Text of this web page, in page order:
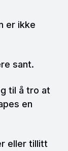
er ikke
sant.
til å tro at
en
eller tillitt